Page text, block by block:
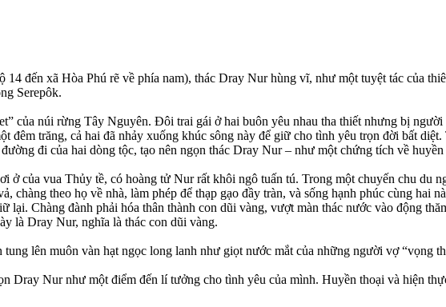
đến xã Hòa Phú rẽ về phía nam), thác Dray Nur hùng vĩ, như một tuyệt tác của
Serepôk.
của núi rừng Tây Nguyên. Đôi trai gái ở hai buôn yêu nhau tha thiết nhưng bị
trăng, cả hai đã nhảy xuống khúc sông này để giữ cho tình yêu trọn đời bất
đi của hai dòng tộc, tạo nên ngọn thác Dray Nur – như một chứng tích về
ở của vua Thủy tề, có hoàng tử Nur rất khôi ngô tuấn tú. Trong một chuyến chu du
chàng theo họ về nhà, làm phép để thạp gạo đầy tràn, và sống hạnh phúc cùng hai
Chàng đành phải hóa thân thành con dũi vàng, vượt màn thác nước vào động
là Dray Nur, nghĩa là thác con dũi vàng.
lên muôn vàn hạt ngọc long lanh như giọt nước mắt của những người vợ “vọng
Nur như một điểm đến lí tưởng cho tình yêu của mình. Huyền thoại và hiện